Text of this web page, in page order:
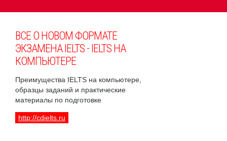
ВСЕ О НОВОМ ФОРМАТЕ
ЭКЗАМЕНА IELTS - IELTS НА
КОМПЬЮТЕРЕ
Преимущества IELTS на компьютере,
образцы заданий и практические
материалы по подготовке
http://cdielts.ru